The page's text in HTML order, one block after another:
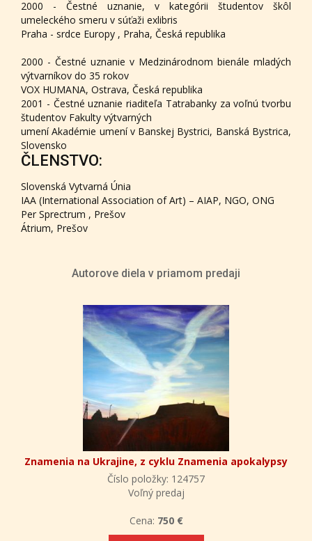
2000 - Čestné uznanie, v kategórii študentov škôl
umeleckého smeru v súťaži exlibris
Praha - srdce Europy , Praha, Česká republika
2000 - Čestné uznanie v Medzinárodnom bienále mladých
výtvarníkov do 35 rokov
VOX HUMANA, Ostrava, Česká republika
2001 - Čestné uznanie riaditeľa Tatrabanky za voľnú tvorbu
študentov Fakulty výtvarných
umení Akadémie umení v Banskej Bystrici, Banská Bystrica,
Slovensko
ČLENSTVO:
Slovenská Vytvarná Únia
IAA (International Association of Art) – AIAP, NGO, ONG
Per Sprectrum , Prešov
Átrium, Prešov
Autorove diela v priamom predaji
Znamenia na Ukrajine, z cyklu Znamenia apokalypsy
Číslo položky: 124757
Voľný predaj
Cena: 750 €